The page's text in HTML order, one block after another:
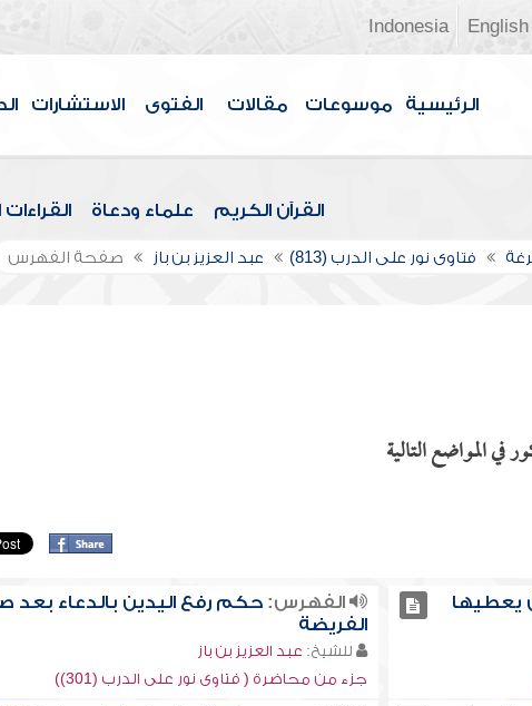
English
Indonesia
الرئيسية موسوعات مقالات الفتوى الاستشارات
القرآن الكريم علماء ودعاة
فتاوى نور على الدرب (813) عبد العزيز بن باز صفحة الفهرس
في المواضع التالية
يعطيها
الفهرس: حكم رفع اليدين بالدعاء بعد
الفريضة
للشيخ: عبد العزيز بن باز
جزء من محاضرة ( فتاوى نور على الدرب (301))